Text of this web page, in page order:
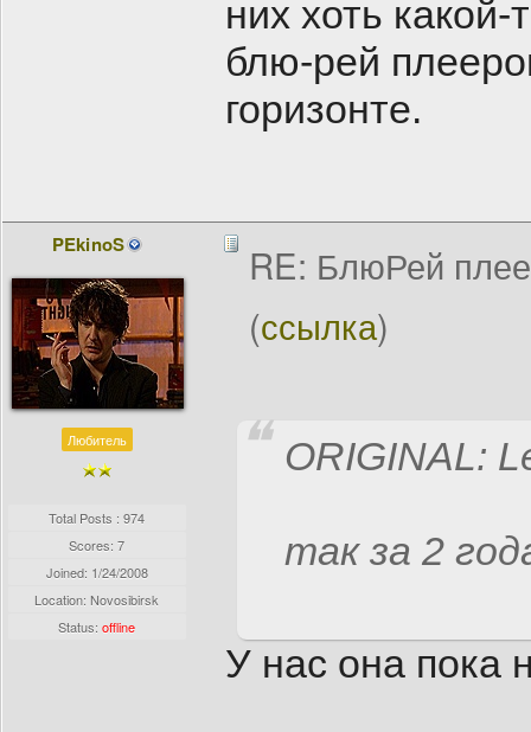
них хоть какой-
блю-рей
горизонте.
PEkinoS
Любитель
Total Posts : 974
Scores: 7
Joined: 1/24/2008
Location: Novosibirsk
Status:offline
RE: БлюРей
(ссылка)
ORIGINAL:
так за 2
У нас она пока